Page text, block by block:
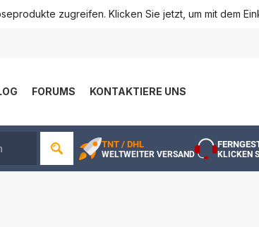
zugreifen. Klicken Sie jetzt, um mit dem
FORUMS KONTAKTIERE UNS
TNT / DHL
WELTWEITER VERSAND KLICKEN